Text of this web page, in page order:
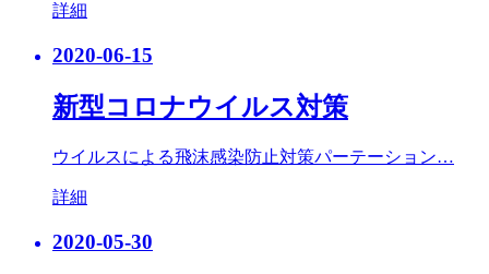
詳細
2020-06-15
新型コロナウイルス対策
ウイルスによる飛沫感染防止対策パーテーション…
詳細
2020-05-30